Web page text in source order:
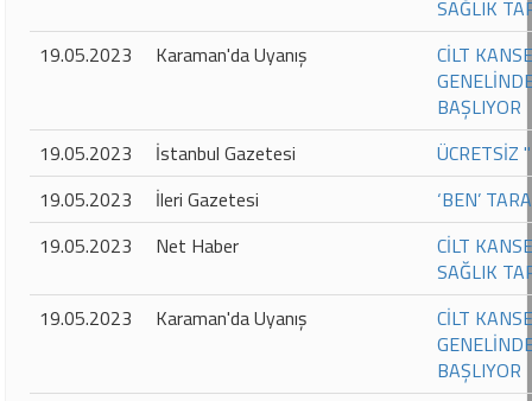
SAĞLIK
19.05.2023
Karaman'da Uyanış
CİLT
BAŞLIYOR
19.05.2023
İstanbul Gazetesi
ÜCRETSİZ
19.05.2023
İleri Gazetesi
‘BEN’
19.05.2023
Net Haber
CİLT
SAĞLIK
19.05.2023
Karaman'da Uyanış
CİLT
BAŞLIYOR